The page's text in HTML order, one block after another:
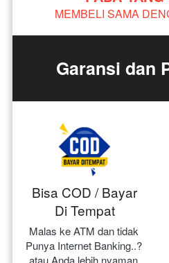
MEMBELI SAMA
Garansi dan
Bisa COD / Bayar
Di Tempat
Malas ke ATM dan tidak
Punya Internet Banking..?
atau Anda lebih nyaman